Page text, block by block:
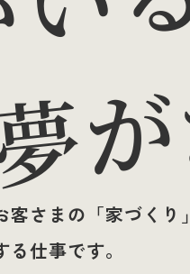
客さまの「家づくり
仕事です。